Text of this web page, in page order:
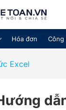
Hóa đơn Công
Excel